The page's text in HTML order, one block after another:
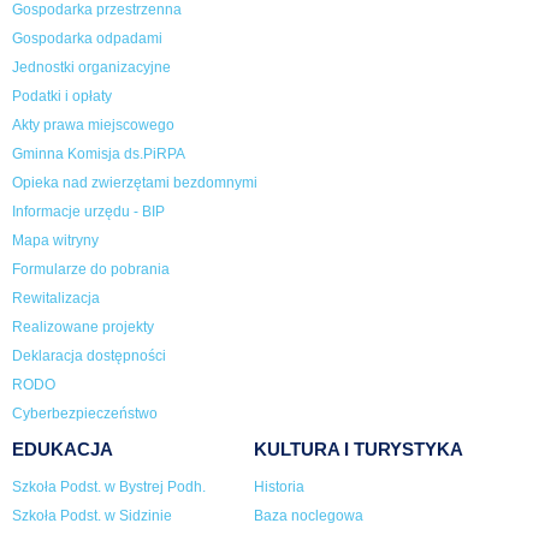
Gospodarka przestrzenna
Gospodarka odpadami
Jednostki organizacyjne
Podatki i opłaty
Akty prawa miejscowego
Gminna Komisja ds.PiRPA
Opieka nad zwierzętami bezdomnymi
Informacje urzędu - BIP
Mapa witryny
Formularze do pobrania
Rewitalizacja
Realizowane projekty
Deklaracja dostępności
RODO
Cyberbezpieczeństwo
EDUKACJA
Szkoła Podst. w Bystrej Podh.
Szkoła Podst. w Sidzinie
KULTURA I TURYSTYKA
Historia
Baza noclegowa